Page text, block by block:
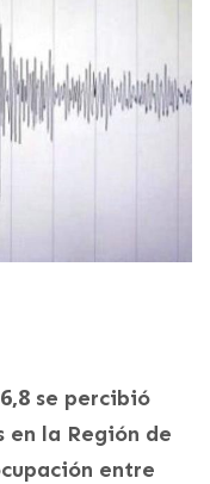
6,8 se percibió
la Región de
entre